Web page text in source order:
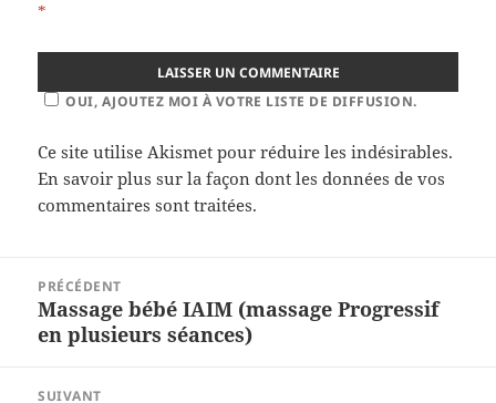
*
OUI, AJOUTEZ MOI À VOTRE LISTE DE DIFFUSION.
Ce site utilise Akismet pour réduire les indésirables.
En savoir plus sur la façon dont les données de vos
commentaires sont traitées.
l’article
PRÉCÉDENT
Article
précédent :
Massage bébé IAIM (massage Progressif
en plusieurs séances)
SUIVANT